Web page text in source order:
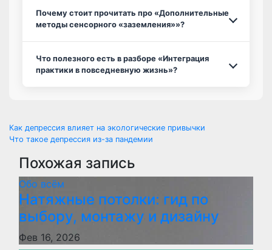
Почему стоит прочитать про «Дополнительные
методы сенсорного «заземления»»?
Что полезного есть в разборе «Интеграция
практики в повседневную жизнь»?
Навигация
по
записям
Как депрессия влияет на экологические привычки
Что такое депрессия из-за пандемии
Похожая запись
Обо всём
Натяжные потолки: гид по
выбору, монтажу и дизайну
Фев 16, 2026